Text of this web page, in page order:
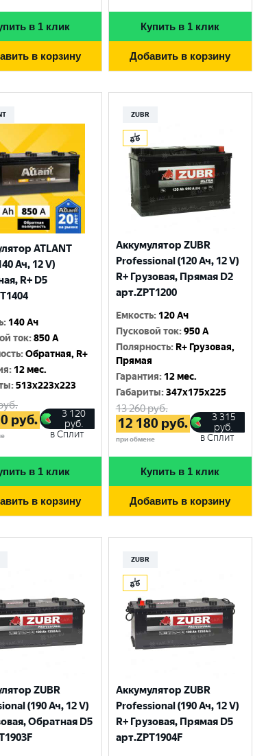
в 1 клик
в корзину
Купить в 1 клик
Добавить в корзину
ATLANT
Ач, 12 V)
R+ D5
: 140 Ач
ток:850 A
:Обратная, R+
: 12 мес.
:513x223x223
руб.
3 120
руб.
в Сплит
в 1 клик
в корзину
ZUBR
Аккумулятор ZUBR
Professional (120 Ач, 12 V)
R+ Грузовая, Прямая D2
арт.ZPT1200
Емкость: 120 Ач
Пусковой ток:950 A
Полярность: R+ Грузовая,
Прямая
Гарантия: 12 мес.
Габариты:347x175x225
13 260руб.
12 180 руб.
при обмене
3 315
руб.
в Сплит
Купить в 1 клик
Добавить в корзину
ZUBR
(190 Ач, 12 V)
Обратная D5
ZUBR
Аккумулятор ZUBR
Professional (190 Ач, 12 V)
R+ Грузовая, Прямая D5
арт.ZPT1904F